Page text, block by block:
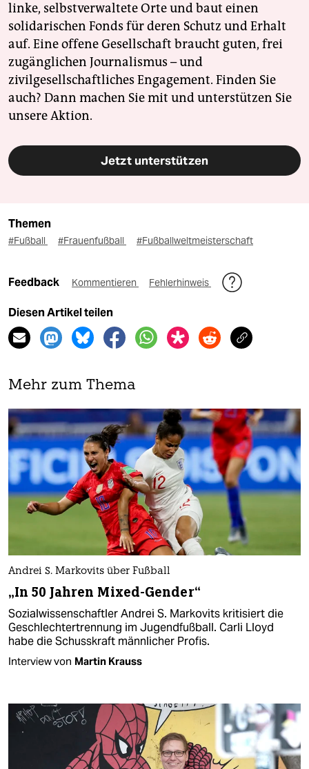
linke, selbstverwaltete Orte und baut einen
solidarischen Fonds für deren Schutz und Erhalt
auf. Eine offene Gesellschaft braucht guten, frei
zugänglichen Journalismus – und
zivilgesellschaftliches Engagement. Finden Sie
auch? Dann machen Sie mit und unterstützen Sie
unsere Aktion.
Jetzt unterstützen
Themen
#Fußball #Frauenfußball #Fußballweltmeisterschaft
Feedback Kommentieren Fehlerhinweis
Diesen Artikel teilen
Mehr zum Thema
Andrei S. Markovits über Fußball
„In 50 Jahren Mixed-Gender“
Sozialwissenschaftler Andrei S. Markovits kritisiert die
Geschlechtertrennung im Jugendfußball. Carli Lloyd
habe die Schusskraft männlicher Profis.
Interview von Martin Krauss